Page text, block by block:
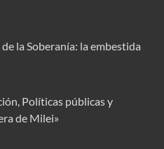
la Soberanía: la embestida
Políticas públicas y
de Milei»